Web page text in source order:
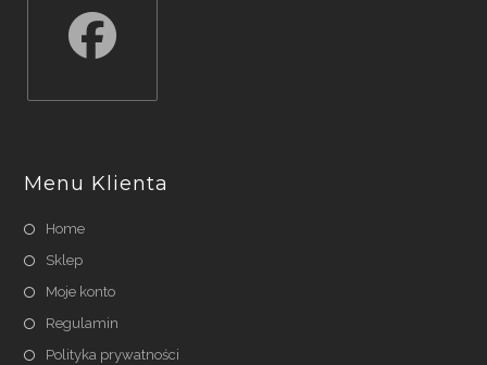
new
tab
Menu Klienta
Home
Sklep
Moje konto
Regulamin
Polityka prywatności